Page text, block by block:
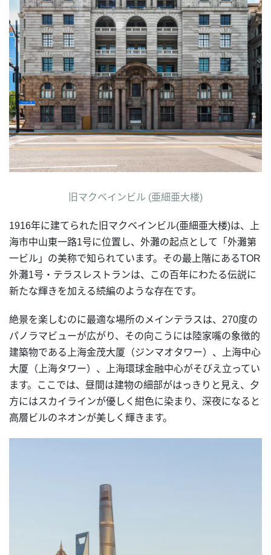
旧マクベインビル (亜細亜大楼)
1916年に建てられた旧マクベインビル(亜細亜大楼)は、上
海市中山東一路1号に位置し、外灘の起点として「外灘第
一ビル」の美称で知られています。その最上階にあるTOR
外灘1号・テラスレストランは、この百年にわたる伝説に
新たな輝きを加える続編のような存在です。
絶景を楽しむのに最適な場所のメインテラスは、270度の
パノラマビューが広がり、その向こうには陸家嘴の象徴的
建築物である上海金茂大厦（ジンマオタワー）、上海中心
大厦（上海タワー）、上海環球金融中心がそびえ立ってい
ます。ここでは、昼間は建物の細部がはっきりと見え、夕
方にはスカイラインが優しく紺色に染まり、深夜になると
高層ビルのネオンが美しく輝きます。